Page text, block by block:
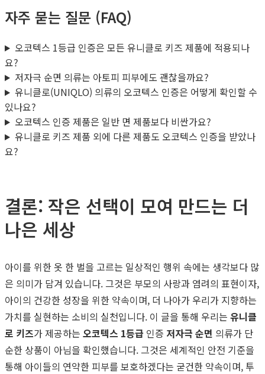
자주 묻는 질문 (FAQ)
오코텍스 1등급 인증은 모든 유니클로 키즈 제품에 적용되나
요?
저자극 순면 의류는 아토피 피부에도 괜찮을까요?
유니클로(UNIQLO) 의류의 오코텍스 인증은 어떻게 확인할 수
있나요?
오코텍스 인증 제품은 일반 면 제품보다 비싼가요?
유니클로 키즈 제품 외에 다른 제품도 오코텍스 인증을 받았나
요?
결론: 작은 선택이 모여 만드는 더
나은 세상
아이를 위한 옷 한 벌을 고르는 일상적인 행위 속에는 생각보다 많
은 의미가 담겨 있습니다. 그것은 부모의 사랑과 염려의 표현이자,
아이의 건강한 성장을 위한 약속이며, 더 나아가 우리가 지향하는
가치를 실현하는 소비의 실천입니다. 이 글을 통해 우리는 유니클
로 키즈가 제공하는 오코텍스 1등급 인증 저자극 순면 의류가 단
순한 상품이 아님을 확인했습니다. 그것은 세계적인 안전 기준을
통해 아이들의 연약한 피부를 보호하겠다는 굳건한 약속이며, 투